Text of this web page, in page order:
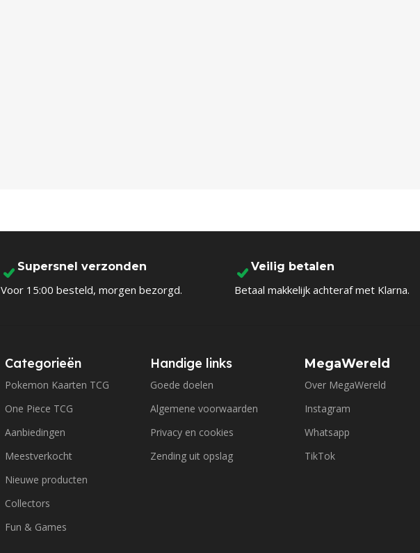
Supersnel verzonden
Voor 15:00 besteld, morgen bezorgd.
Veilig betalen
Betaal makkelijk achteraf met Klarna.
Categorieën
Pokemon Kaarten TCG
One Piece TCG
Aanbiedingen
Meestverkocht
Nieuwe producten
Collectors
Fun & Games
Handige links
Goede doelen
Algemene voorwaarden
Privacy en cookies
Zending uit opslag
MegaWereld
Over MegaWereld
Instagram
Whatsapp
TikTok